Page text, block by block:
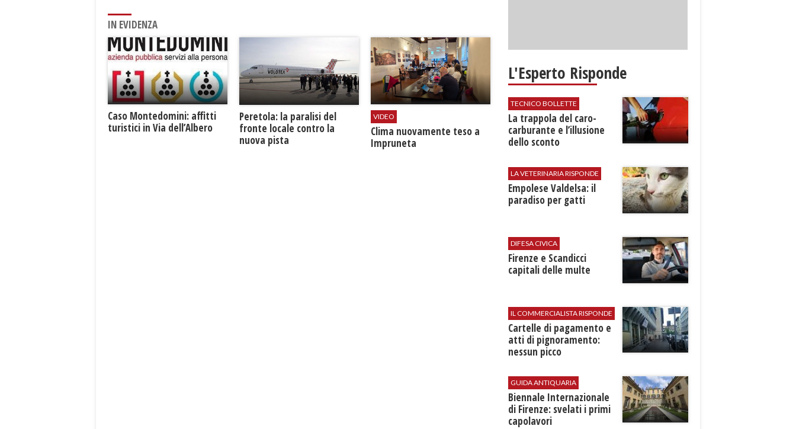
IN EVIDENZA
Caso Montedomini: affitti
turistici in Via dell’Albero
Peretola: la paralisi del
fronte locale contro la
nuova pista
VIDEO
​Clima nuovamente teso a
Impruneta
L'Esperto Risponde
TECNICO BOLLETTE
​La trappola del caro-
carburante e l’illusione
dello sconto
LA VETERINARIA RISPONDE
Empolese Valdelsa: il
paradiso per gatti
DIFESA CIVICA
Firenze e Scandicci
capitali delle multe
IL COMMERCIALISTA RISPONDE
Cartelle di pagamento e
atti di pignoramento:
nessun picco
GUIDA ANTIQUARIA
Biennale Internazionale
di Firenze: svelati i primi
capolavori